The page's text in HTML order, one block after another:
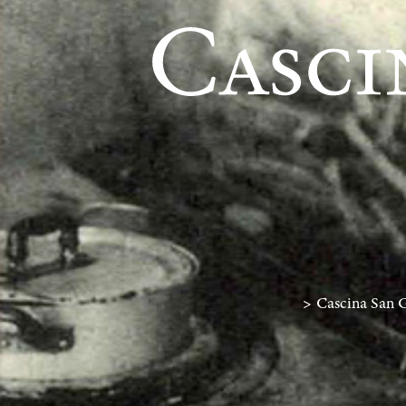
> Cascina San